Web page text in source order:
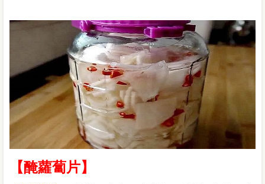
【醃蘿蔔片】